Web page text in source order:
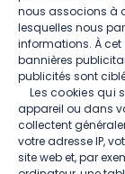
nous associons à
lesquelles nous
informations. À
bannières
publicités sont
Les cookies qui
appareil ou dans
collectent
votre adresse IP,
site web et, par